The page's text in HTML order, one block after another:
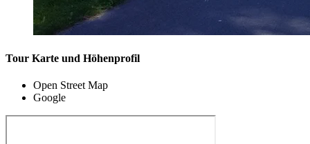
Tour Karte und Höhenprofil
Open Street Map
Google